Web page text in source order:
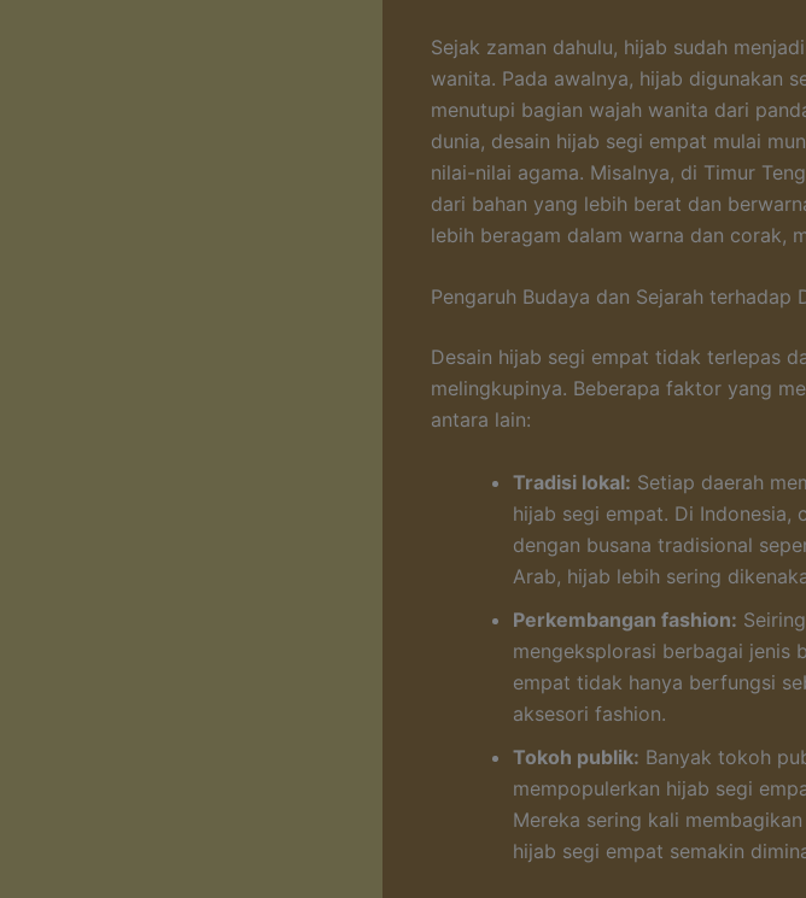
Sejak zaman dahulu, hijab sudah
wanita. Pada awalnya, hijab digunakan
menutupi bagian wajah wanita dari
dunia, desain hijab segi empat mulai
nilai-nilai agama. Misalnya, di Timur
dari bahan yang lebih berat dan
lebih beragam dalam warna dan corak,
Pengaruh Budaya dan Sejarah terhadap
Desain hijab segi empat tidak terlepas
melingkupinya. Beberapa faktor yang
antara lain:
Tradisi lokal: Setiap daerah
hijab segi empat. Di Indonesia,
dengan busana tradisional
Arab, hijab lebih sering
Perkembangan fashion:
mengeksplorasi berbagai jenis
empat tidak hanya berfungsi
aksesori fashion.
Tokoh publik: Banyak tokoh
mempopulerkan hijab segi
Mereka sering kali
hijab segi empat semakin